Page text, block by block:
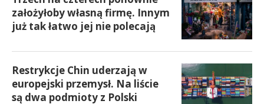
założyłoby własną firmę. Innym
już tak łatwo jej nie polecają
Restrykcje Chin uderzają w
europejski przemysł. Na liście
są dwa podmioty z Polski